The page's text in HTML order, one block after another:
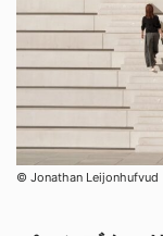
© Jonathan Leijonhufvud